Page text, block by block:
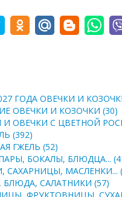
ГОДА ОВЕЧКИ И
ОВЕЧКИ И КОЗОЧКИ (30)
И ОВЕЧКИ С ЦВЕТНОЙ
(392)
ГЖЕЛЬ (52)
БОКАЛЫ, БЛЮДЦА...
САХАРНИЦЫ, МАСЛЕНКИ...
БЛЮДА, САЛАТНИКИ (57)
ФРУКТОВНИЦЫ,